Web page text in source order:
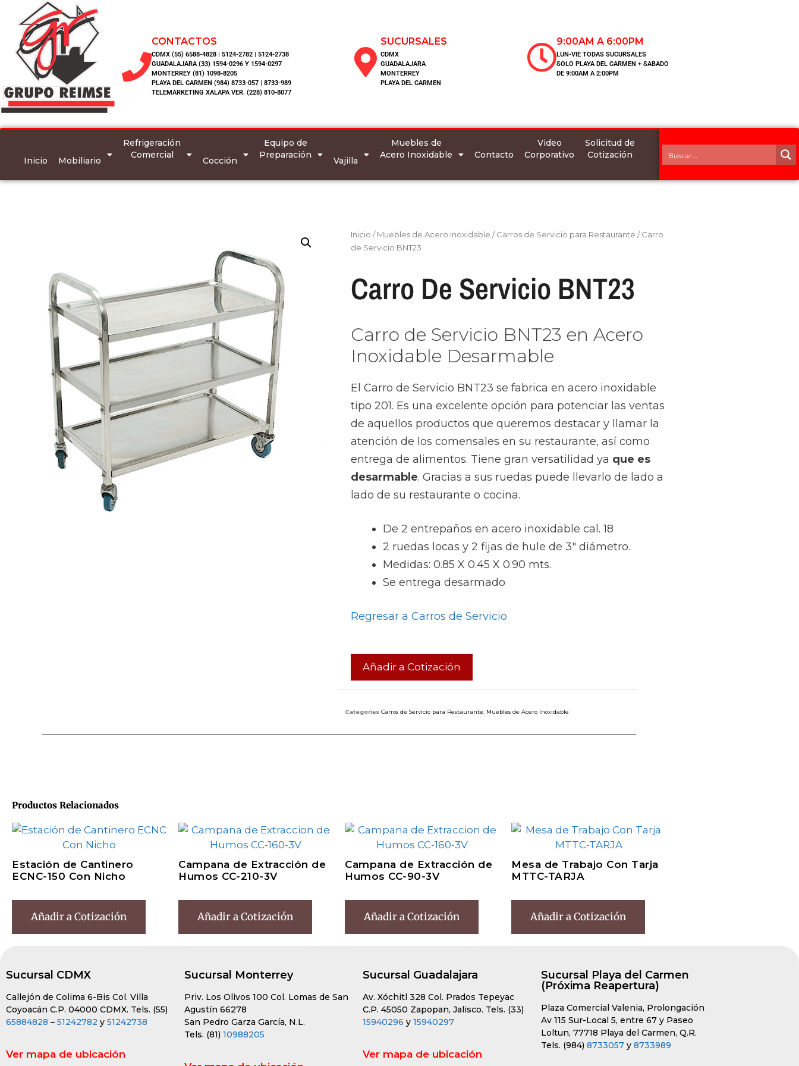
CONTACTOS
CDMX (55) 6588-4828 | 5124-2782 | 5124-2738
GUADALAJARA (33) 1594-0296 Y 1594-0297
MONTERREY (81) 1098-8205
PLAYA DEL CARMEN (984) 8733-057 | 8733-989
TELEMARKETING XALAPA VER. (228) 810-8077
SUCURSALES
CDMX
GUADALAJARA
MONTERREY
PLAYA DEL CARMEN
9:00AM A 6:00PM
LUN-VIE TODAS SUCURSALES
SOLO PLAYA DEL CARMEN + SABADO
DE 9:00AM A 2:00PM
Inicio Mobiliario
Refrigeración
Comercial
Cocción
Equipo de
Preparación
Vajilla
Muebles de
Acero Inoxidable
Contacto
Video
Corporativo
Solicitud de
Cotización
Inicio /Muebles de Acero Inoxidable /Carros de Servicio para Restaurante / Carro
de Servicio BNT23
Carro De Servicio BNT23
Carro de Servicio BNT23 en Acero
Inoxidable Desarmable
El Carro de Servicio BNT23 se fabrica en acero inoxidable
tipo 201. Es una excelente opción para potenciar las ventas
de aquellos productos que queremos destacar y llamar la
atención de los comensales en su restaurante, así como
entrega de alimentos. Tiene gran versatilidad ya que es
desarmable. Gracias a sus ruedas puede llevarlo de lado a
lado de su restaurante o cocina.
De 2 entrepaños en acero inoxidable cal. 18
2 ruedas locas y 2 fijas de hule de 3″ diámetro.
Medidas: 0.85 X 0.45 X 0.90 mts.
Se entrega desarmado
Regresar a Carros de Servicio
Añadir a Cotización
Categorías Carros de Servicio para Restaurante Muebles de Acero Inoxidable
Productos Relacionados
Estación de Cantinero
ECNC-150 Con Nicho
Añadir a Cotización
Campana de Extracción de
Humos CC-210-3V
Añadir a Cotización
Campana de Extracción de
Humos CC-90-3V
Añadir a Cotización
Mesa de Trabajo Con Tarja
MTTC-TARJA
Añadir a Cotización
Sucursal CDMX
Callejón de Colima 6-Bis Col. Villa
Coyoacán C.P. 04000 CDMX. Tels. (55)
65884828 – 51242782 y 51242738
Ver mapa de ubicación
Sucursal Monterrey
Priv. Los Olivos 100 Col. Lomas de San
Agustín 66278
San Pedro Garza García, N.L.
Tels. (81) 10988205
Sucursal Guadalajara
Av. Xóchitl 328 Col. Prados Tepeyac
C.P. 45050 Zapopan, Jalisco. Tels. (33)
15940296 y 15940297
Ver mapa de ubicación
Sucursal Playa del Carmen
(Próxima Reapertura)
Plaza Comercial Valenia, Prolongación
Av 115 Sur-Local 5, entre 67 y Paseo
Loltun, 77718 Playa del Carmen, Q.R.
Tels. (984) 8733057 y 8733989